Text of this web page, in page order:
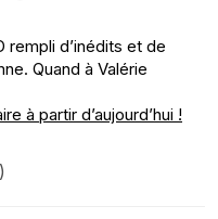
rempli d’inédits et de
Quand à Valérie
à partir d’aujourd’hui !